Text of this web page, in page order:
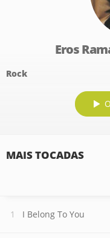
Eros
Rock
MAIS TOCADAS
I Belong To You